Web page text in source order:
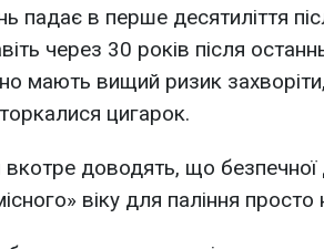
падає в перше десятиліття
через 30 років після
мають вищий ризик
цигарок.
доводять, що безпечної
віку для паління просто